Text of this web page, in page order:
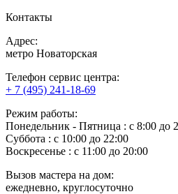
Контакты
Адрес:
метро Новаторская
Телефон сервис центра:
+ 7 (495) 241-18-69
Режим работы:
Понедельник ‐ Пятница : с 8:00 до
Суббота : с 10:00 до 22:00
Воскресенье : с 11:00 до 20:00
Вызов мастера на дом:
ежедневно, круглосуточно